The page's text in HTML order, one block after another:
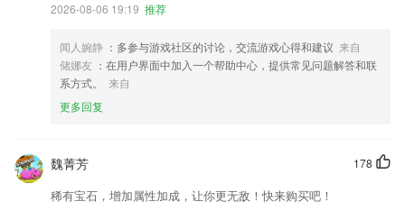
2026-08-06 19:19 推荐
闻人婉静 ：多参与游戏社区的讨论，交流游戏心得和建议 来自
储娜友 ：在用户界面中加入一个帮助中心，提供常见问题解答和联
系方式。
来自
更多回复
178
魏菁芳
稀有宝石，增加属性加成，让你更无敌！快来购买吧！